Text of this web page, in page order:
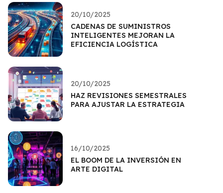
20/10/2025
CADENAS DE SUMINISTROS
INTELIGENTES MEJORAN LA
EFICIENCIA LOGÍSTICA
20/10/2025
HAZ REVISIONES SEMESTRALES
PARA AJUSTAR LA ESTRATEGIA
16/10/2025
EL BOOM DE LA INVERSIÓN EN
ARTE DIGITAL